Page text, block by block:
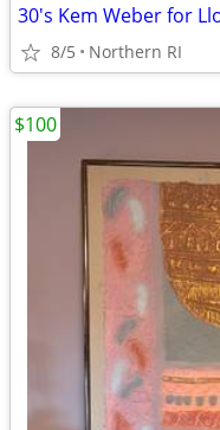
8/5 Northern RI
$100